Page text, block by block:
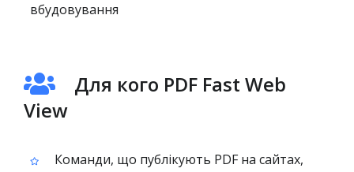
вбудовування
Для кого PDF Fast Web
View
Команди, що публікують PDF на сайтах,